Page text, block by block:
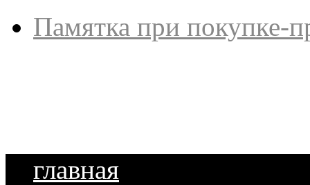
Памятка при покупке-
главная